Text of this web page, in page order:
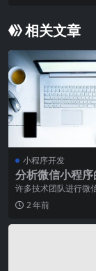
相关文章
小程序开发
分析微信小程
许多技术团队进行微
的情况下，由于有很
程序开发以前，就拥有
2 年前